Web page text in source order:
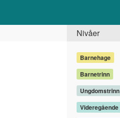
Nivåer
Barnehage
Barnetrinn
Ungdomstrinn
Videregående